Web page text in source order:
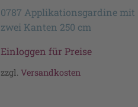
0787 Applikationsgardine mit
zwei Kanten 250 cm
Einloggen für Preise
zzgl. Versandkosten